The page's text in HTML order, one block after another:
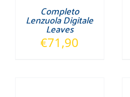
Completo
Lenzuola Digitale
Leaves
€71,90